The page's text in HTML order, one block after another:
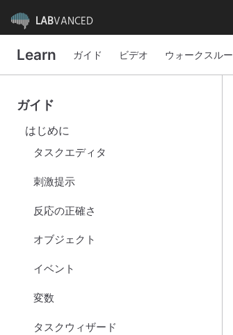
LABVANCED
Learn ガイド ビデオ ウォークスルー
ガイド
はじめに
タスクエディタ
刺激提示
反応の正確さ
オブジェクト
イベント
変数
タスクウィザード